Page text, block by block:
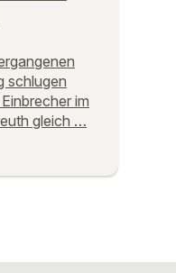
schlugen
im
gleich …